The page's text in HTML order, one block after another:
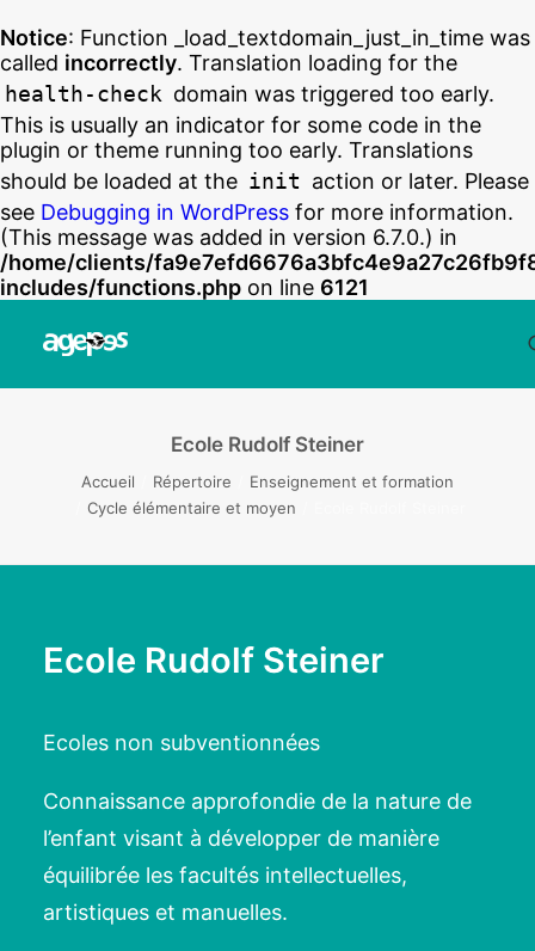
Notice: Function _load_textdomain_just_in_time was
called incorrectly. Translation loading for the
health-check domain was triggered too early.
This is usually an indicator for some code in the
plugin or theme running too early. Translations
should be loaded at the init action or later. Please
see Debugging in WordPress for more information.
(This message was added in version 6.7.0.) in
/home/clients/
includes/functions.php on line 6121
Ecole Rudolf Steiner
Accueil Répertoire
Enseignement et formation
Cycle élémentaire et moyen
Ecole Rudolf Steiner
Ecoles non subventionnées
Connaissance approfondie de la nature de
l’enfant visant à développer de manière
équilibrée les facultés intellectuelles,
artistiques et manuelles.